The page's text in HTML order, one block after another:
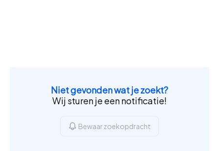
Niet gevonden wat je zoekt?
Wij sturen je een notificatie!
Bewaar zoekopdracht